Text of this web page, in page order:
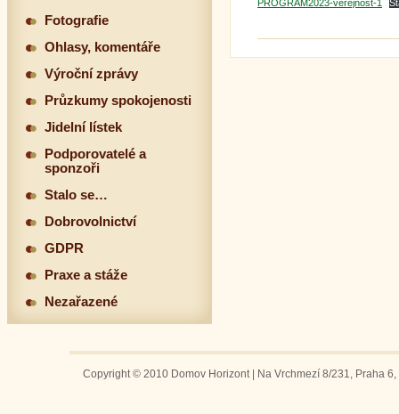
PROGRAM2023-verejnost-1
Fotografie
Ohlasy, komentáře
Výroční zprávy
Průzkumy spokojenosti
Jidelní lístek
Podporovatelé a
sponzoři
Stalo se…
Dobrovolnictví
GDPR
Praxe a stáže
Nezařazené
Copyright © 2010 Domov Horizont | Na Vrchmezí 8/231, Praha